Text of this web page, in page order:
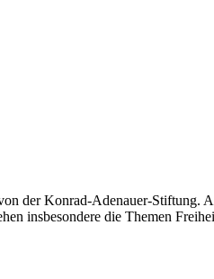
der Konrad-Ade­nauer-Stif­tung.
insbe­sondere die Themen